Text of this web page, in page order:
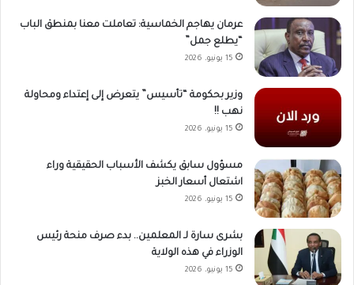
عرمان يهاجم الخماسية: تعاملت معنا بمنطق الباب
“يطلع جمل”
15 يونيو، 2026
وزير بحكومة “تأسيس” يتعرض إلى إعتداء ومحاولة
نهب !!
15 يونيو، 2026
مسؤول سابق يكشف الأسباب الحقيقية وراء
اشتعال أسعار الخبز
15 يونيو، 2026
بشرى سارة لـ المعلمين.. بدء صرف منحة رئيس
الوزراء في هذه الولاية
15 يونيو، 2026